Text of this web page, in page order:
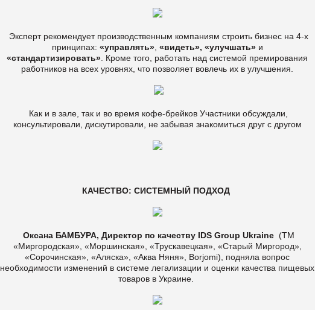
Эксперт рекомендует производственным компаниям строить бизнес на 4-х
принципах: «управлять», «видеть», «улучшать» и
«стандартизировать» . Кроме того, работать над системой премирования
работников на всех уровнях, что позволяет вовлечь их в улучшения.
Как и в зале, так и во время кофе-брейков Участники обсуждали,
консультировали, дискутировали, не забывая знакомиться друг с другом
КАЧЕСТВО: СИСТЕМНЫЙ ПОДХОД
Оксана БАМБУРА, Директор по качеству IDS Group Ukraine (ТМ
«Миргородская», «Моршинская», «Трускавецкая», «Старый Миргород»,
«Сорочинская», «Аляска», «Аква Няня», Borjomi), подняла вопрос
необходимости изменений в системе легализации и оценки качества пищевых
товаров в Украине.